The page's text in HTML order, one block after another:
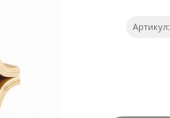
Артикул: